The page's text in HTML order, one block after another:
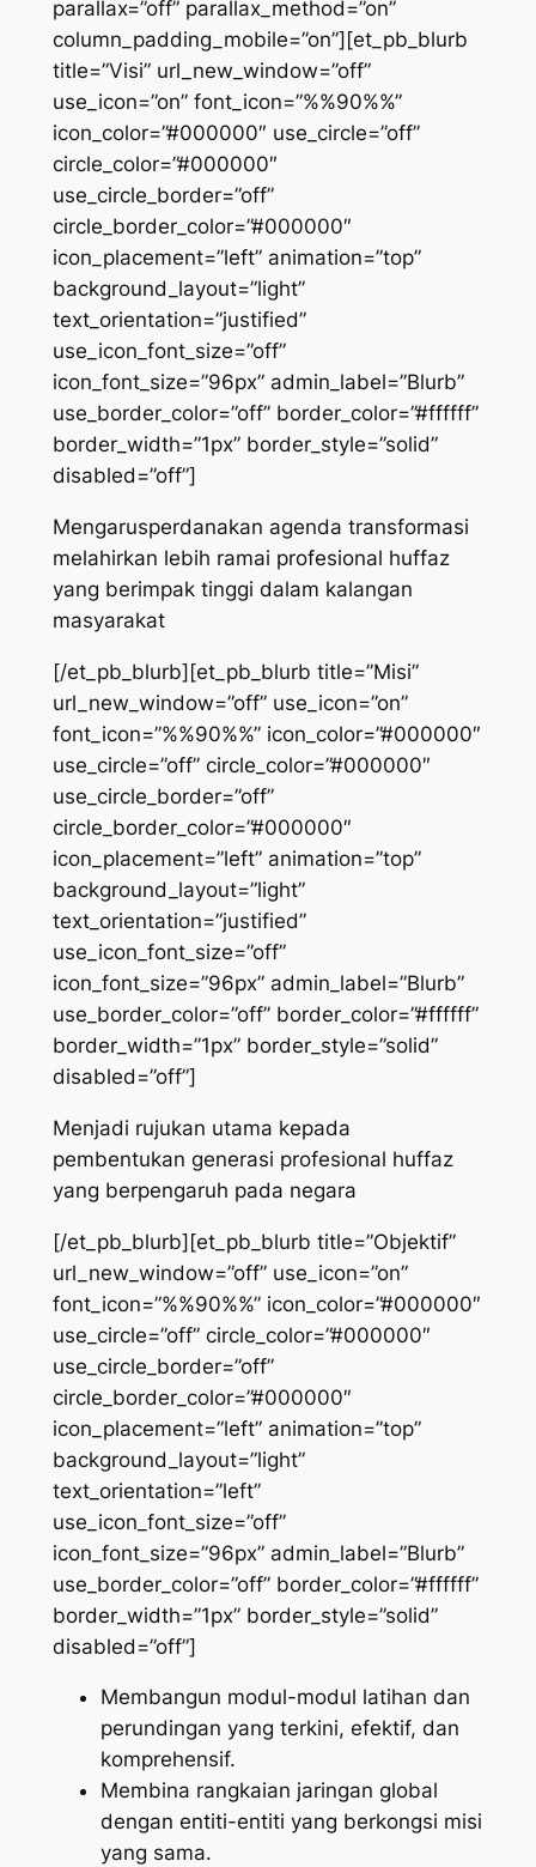
parallax=”off” parallax_method=”on”
column_padding_mobile=”on”][et_pb_blurb
title=”Visi” url_new_window=”off”
use_icon=”on” font_icon=”%%90%%”
icon_color=”#000000″ use_circle=”off”
circle_color=”#000000″
use_circle_border=”off”
circle_border_color=”#000000″
icon_placement=”left” animation=”top”
background_layout=”light”
text_orientation=”justified”
use_icon_font_size=”off”
icon_font_size=”96px” admin_label=”Blurb”
use_border_color=”off” border_color=”#ffffff”
border_width=”1px” border_style=”solid”
disabled=”off”]
Mengarusperdanakan agenda transformasi
melahirkan lebih ramai profesional huffaz
yang berimpak tinggi dalam kalangan
masyarakat
[/et_pb_blurb][et_pb_blurb title=”Misi”
url_new_window=”off” use_icon=”on”
font_icon=”%%90%%” icon_color=”#000000″
use_circle=”off” circle_color=”#000000″
use_circle_border=”off”
circle_border_color=”#000000″
icon_placement=”left” animation=”top”
background_layout=”light”
text_orientation=”justified”
use_icon_font_size=”off”
icon_font_size=”96px” admin_label=”Blurb”
use_border_color=”off” border_color=”#ffffff”
border_width=”1px” border_style=”solid”
disabled=”off”]
Menjadi rujukan utama kepada
pembentukan generasi profesional huffaz
yang berpengaruh pada negara
[/et_pb_blurb][et_pb_blurb title=”Objektif”
url_new_window=”off” use_icon=”on”
font_icon=”%%90%%” icon_color=”#000000″
use_circle=”off” circle_color=”#000000″
use_circle_border=”off”
circle_border_color=”#000000″
icon_placement=”left” animation=”top”
background_layout=”light”
text_orientation=”left”
use_icon_font_size=”off”
icon_font_size=”96px” admin_label=”Blurb”
use_border_color=”off” border_color=”#ffffff”
border_width=”1px” border_style=”solid”
disabled=”off”]
Membangun modul-modul latihan dan
perundingan yang terkini, efektif, dan
komprehensif.
Membina rangkaian jaringan global
dengan entiti-entiti yang berkongsi misi
yang sama.